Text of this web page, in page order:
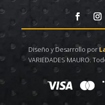
Diseño y Desarrollo por
VARIEDADES MAURO.